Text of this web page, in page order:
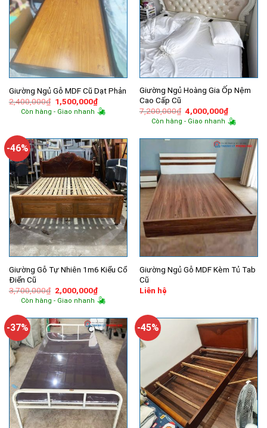
Giường Ngủ Gỗ MDF Cũ Dạt Phản
2,400,000₫ Giá
gốc
là:
1,500,000₫Giá
hiện
tại
Còn hàng - Giao nhanh
Giường Ngủ Hoàng Gia Ốp Nệm
Cao Cấp Cũ
7,200,000₫ Giá
gốc
là:
4,000,000₫Giá
hiện
tại
Còn hàng - Giao nhanh
-46%
Giường Gỗ Tự Nhiên 1m6 Kiểu Cổ
Điển Cũ
3,700,000₫ Giá
gốc
là:
2,000,000₫Giá
hiện
tại
2,000,000₫.
Còn hàng - Giao nhanh
Giường Ngủ Gỗ MDF Kèm Tủ Tab
Cũ
Liên hệ
-37% -45%